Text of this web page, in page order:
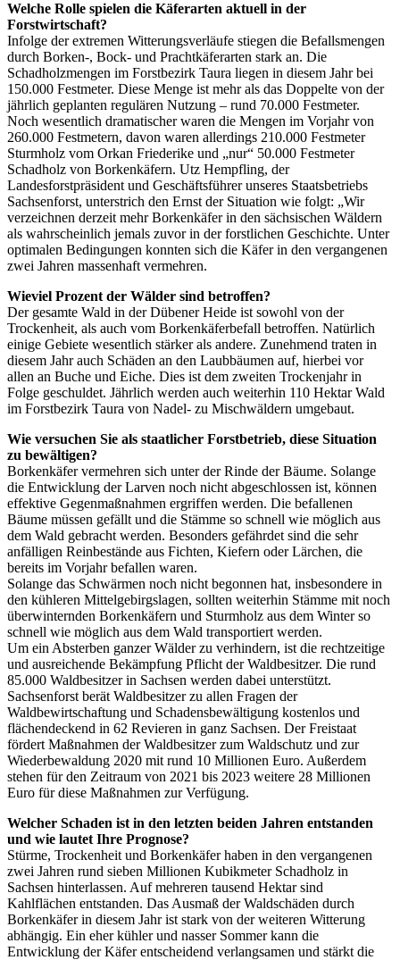
Welche Rolle spielen die Käferarten aktuell in der
Forstwirtschaft?
Infolge der extremen Witterungsverläufe stiegen die Befallsmengen
durch Borken-, Bock- und Prachtkäferarten stark an. Die
Schadholzmengen im Forstbezirk Taura liegen in diesem Jahr bei
150.000 Festmeter. Diese Menge ist mehr als das Doppelte von der
jährlich geplanten regulären Nutzung – rund 70.000 Festmeter.
Noch wesentlich dramatischer waren die Mengen im Vorjahr von
260.000 Festmetern, davon waren allerdings 210.000 Festmeter
Sturmholz vom Orkan Friederike und „nur“ 50.000 Festmeter
Schadholz von Borkenkäfern. Utz Hempfling, der
Landesforstpräsident und Geschäftsführer unseres Staatsbetriebs
Sachsenforst, unterstrich den Ernst der Situation wie folgt: „Wir
verzeichnen derzeit mehr Borkenkäfer in den sächsischen Wäldern
als wahrscheinlich jemals zuvor in der forstlichen Geschichte. Unter
optimalen Bedingungen konnten sich die Käfer in den vergangenen
zwei Jahren massenhaft vermehren.
Wieviel Prozent der Wälder sind betroffen?
Der gesamte Wald in der Dübener Heide ist sowohl von der
Trockenheit, als auch vom Borkenkäferbefall betroffen. Natürlich
einige Gebiete wesentlich stärker als andere. Zunehmend traten in
diesem Jahr auch Schäden an den Laubbäumen auf, hierbei vor
allen an Buche und Eiche. Dies ist dem zweiten Trockenjahr in
Folge geschuldet. Jährlich werden auch weiterhin 110 Hektar Wald
im Forstbezirk Taura von Nadel- zu Mischwäldern umgebaut.
Wie versuchen Sie als staatlicher Forstbetrieb, diese Situation
zu bewältigen?
Borkenkäfer vermehren sich unter der Rinde der Bäume. Solange
die Entwicklung der Larven noch nicht abgeschlossen ist, können
effektive Gegenmaßnahmen ergriffen werden. Die befallenen
Bäume müssen gefällt und die Stämme so schnell wie möglich aus
dem Wald gebracht werden. Besonders gefährdet sind die sehr
anfälligen Reinbestände aus Fichten, Kiefern oder Lärchen, die
bereits im Vorjahr befallen waren.
Solange das Schwärmen noch nicht begonnen hat, insbesondere in
den kühleren Mittelgebirgslagen, sollten weiterhin Stämme mit noch
überwinternden Borkenkäfern und Sturmholz aus dem Winter so
schnell wie möglich aus dem Wald transportiert werden.
Um ein Absterben ganzer Wälder zu verhindern, ist die rechtzeitige
und ausreichende Bekämpfung Pflicht der Waldbesitzer. Die rund
85.000 Waldbesitzer in Sachsen werden dabei unterstützt.
Sachsenforst berät Waldbesitzer zu allen Fragen der
Waldbewirtschaftung und Schadensbewältigung kostenlos und
flächendeckend in 62 Revieren in ganz Sachsen. Der Freistaat
fördert Maßnahmen der Waldbesitzer zum Waldschutz und zur
Wiederbewaldung 2020 mit rund 10 Millionen Euro. Außerdem
stehen für den Zeitraum von 2021 bis 2023 weitere 28 Millionen
Euro für diese Maßnahmen zur Verfügung.
Welcher Schaden ist in den letzten beiden Jahren entstanden
und wie lautet Ihre Prognose?
Stürme, Trockenheit und Borkenkäfer haben in den vergangenen
zwei Jahren rund sieben Millionen Kubikmeter Schadholz in
Sachsen hinterlassen. Auf mehreren tausend Hektar sind
Kahlflächen entstanden. Das Ausmaß der Waldschäden durch
Borkenkäfer in diesem Jahr ist stark von der weiteren Witterung
abhängig. Ein eher kühler und nasser Sommer kann die
Entwicklung der Käfer entscheidend verlangsamen und stärkt die